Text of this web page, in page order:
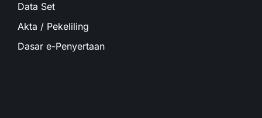
Data Set
Akta / Pekeliling
Dasar e-Penyertaan